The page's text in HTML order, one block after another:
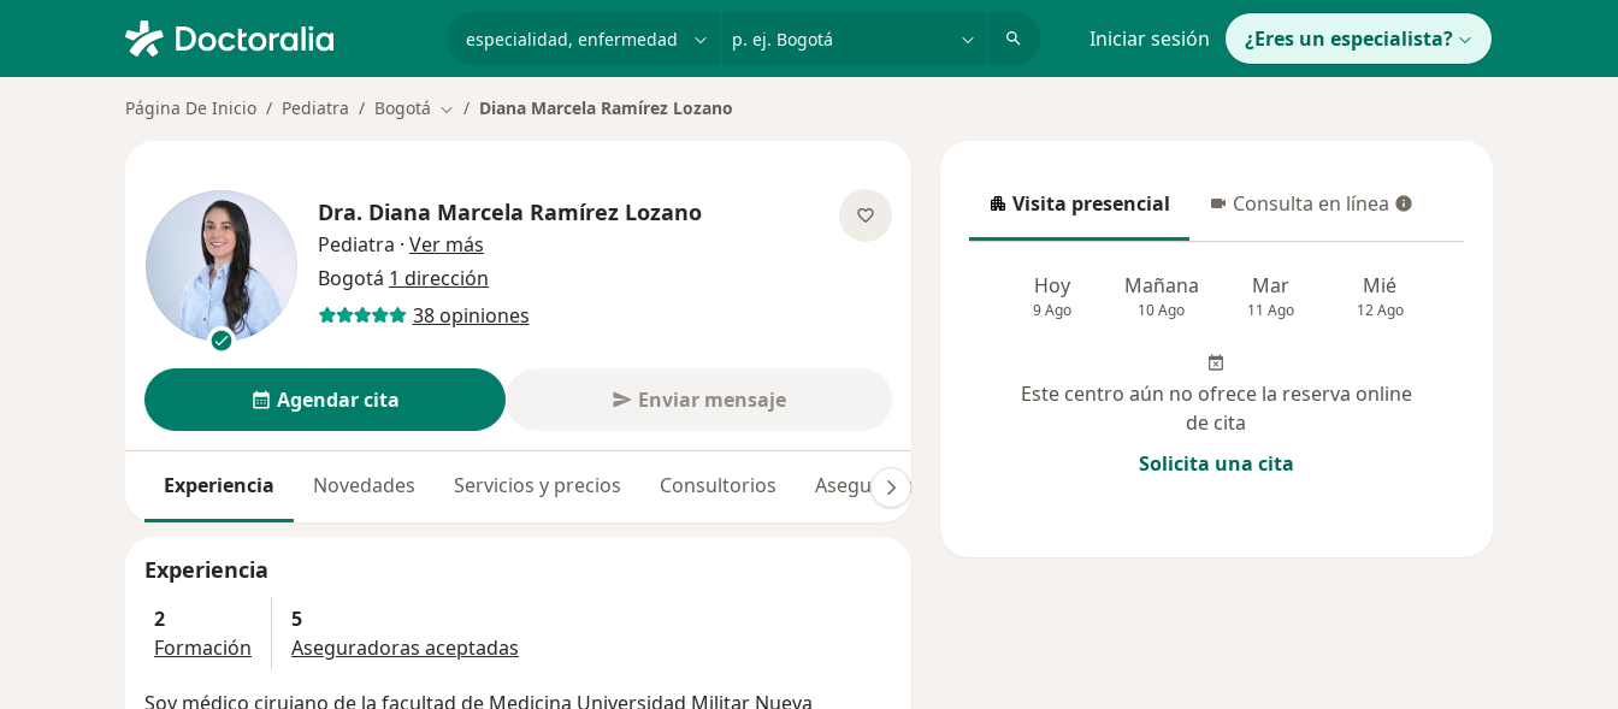
p. ej. Bogotá Iniciar sesión ¿Eres un especialista?
Página De Inicio Pediatra Bogotá Cambiar de ciudad
Diana Marcela Ramírez Lozano
Dra. Diana Marcela Ramírez Lozano
Pediatra · Ver más
Bogotá 1 dirección
38 opiniones
Agendar cita Enviar mensaje
Experiencia Novedades Servicios y precios Consultorios Aseguradoras
Experiencia
2
Formación
5
Aseguradoras aceptadas
Soy médico cirujano de la facultad de Medicina Universidad Militar Nueva
Visita presencial
Visita presencial Consulta en línea
Consulta en línea
Hoy
9 Ago
Mañana
10 Ago
Mar
11 Ago
Mié
12 Ago
Este centro aún no ofrece la reserva online
de cita
Solicita una cita